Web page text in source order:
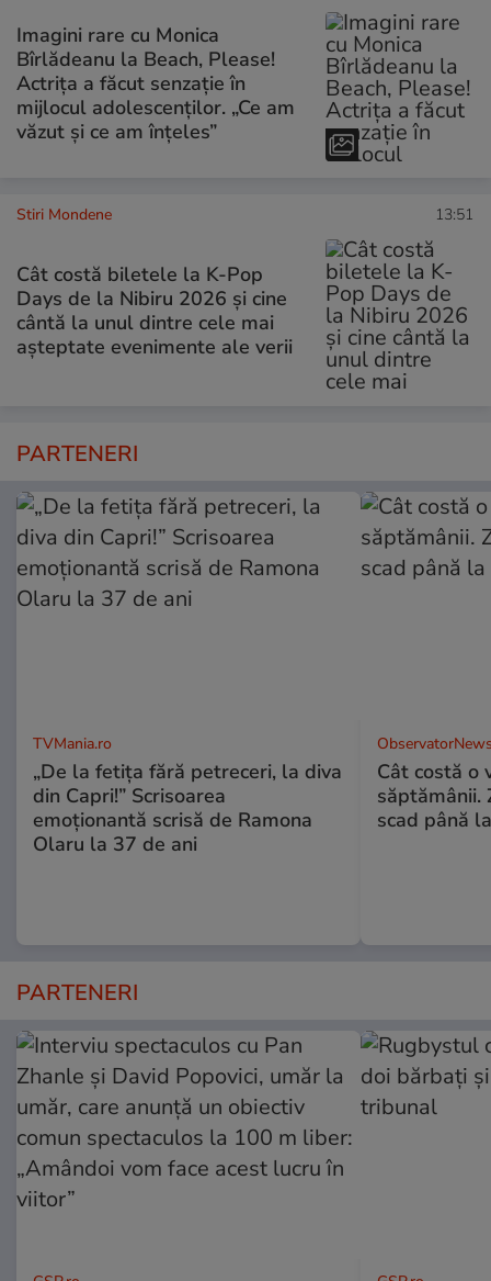
Imagini rare cu Monica
Bîrlădeanu la Beach, Please!
Actrița a făcut senzație în
mijlocul adolescenților. „Ce am
văzut și ce am înțeles”
Stiri Mondene 13:51
Cât costă biletele la K-Pop
Days de la Nibiru 2026 și cine
cântă la unul dintre cele mai
așteptate evenimente ale verii
PARTENERI
TVMania.ro
„De la fetița fără petreceri, la diva
din Capri!” Scrisoarea
emoționantă scrisă de Ramona
Olaru la 37 de ani
Cât costă o
săptămânii.
scad până
PARTENERI